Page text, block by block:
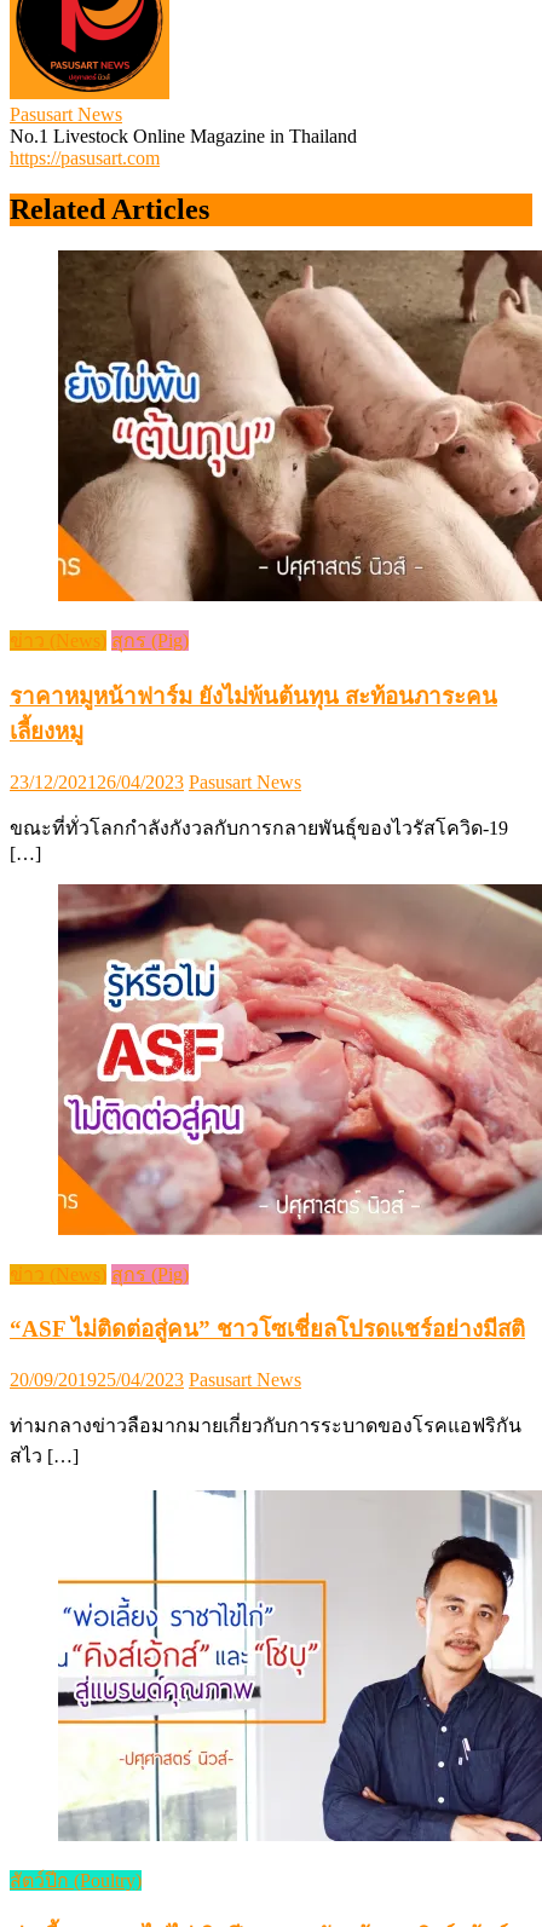
Pasusart News
No.1 Livestock Online Magazine in Thailand
https://pasusart.com
Related Articles
ข่าว (News) สุกร (Pig)
ราคาหมูหน้าฟาร์ม ยังไม่พ้นต้นทุน สะท้อนภาระคน
เลี้ยงหมู
Posted
23/12/2021 26/04/2023 Author
Pasusart News
ขณะที่ทั่วโลกกำลังกังวลกับการกลายพันธุ์ของไวรัสโควิด-19
[…]
ข่าว (News) สุกร (Pig)
“ASF ไม่ติดต่อสู่คน” ชาวโซเชี่ยลโปรดแชร์อย่างมีสติ
Posted
20/09/201925/04/2023 Author
Pasusart News
ท่ามกลางข่าวลือมากมายเกี่ยวกับการระบาดของโรคแอฟริกัน
สไว […]
สัตว์ปีก (Poultry)